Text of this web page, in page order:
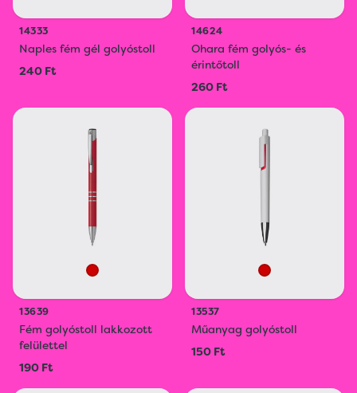
14333
Naples fém gél golyóstoll
240 Ft
14624
Ohara fém golyós- és
érintőtoll
260 Ft
13639
Fém golyóstoll lakkozott
felülettel
190 Ft
13537
Műanyag golyóstoll
150 Ft